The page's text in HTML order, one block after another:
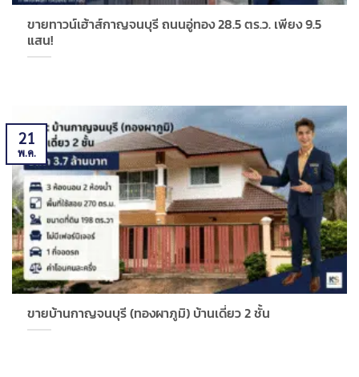
ขายทาวน์เฮ้าส์กาญจนบุรี ถนนอู่ทอง 28.5 ตร.ว. เพียง 9.5
แสน!
ขายบ้านกาญจนบุรี (ทองผาภูมิ) บ้านเดี่ยว 2 ชั้น
21
พ.ค.